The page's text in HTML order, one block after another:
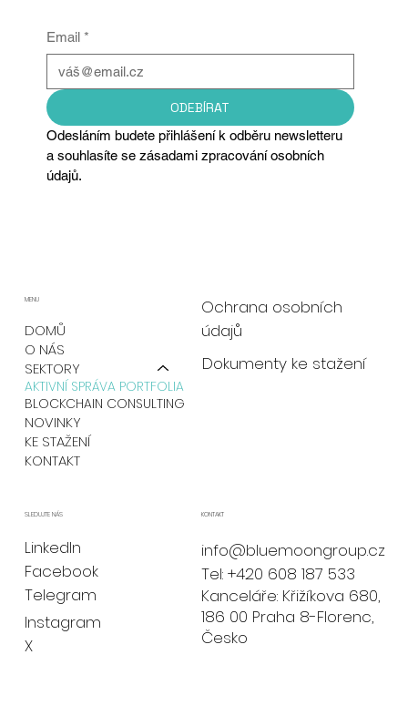
Email *
ODEBÍRAT
Odesláním budete přihlášení k odběru newsletteru
a souhlasíte se zásadami zpracování osobních
údajů.
DOMŮ
O NÁS
SEKTORY
AKTIVNÍ SPRÁVA PORTFOLIA
BLOCKCHAIN CONSULTING
NOVINKY
KE STAŽENÍ
KONTAKT
MENU
SLEDUJTE NÁS
LinkedIn
Facebook
Instagram
X
Telegram
KONTAKT
info@bluemoongroup.cz
Tel: +420 608 187 533
Kanceláře: Křižíkova 680,
186 00 Praha 8-Florenc,
Česko
Ochrana osobních
údajů
Dokumenty ke stažení